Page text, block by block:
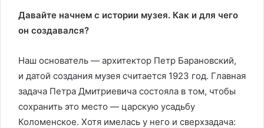
Давайте начнем с истории музея. Как и для чего
он создавался?
Наш основатель — архитектор Петр Барановский,
и датой создания музея считается 1923 год. Главная
задача Петра Дмитриевича состояла в том, чтобы
сохранить это место — царскую усадьбу
Коломенское. Хотя имелась у него и сверхзадача: